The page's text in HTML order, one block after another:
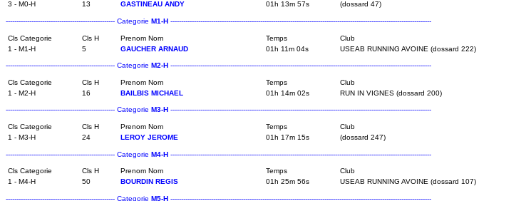
3 - M0-H
13 GASTINEAU ANDY 01h 13m 57s (dossard 47)
--------------------------------------------------- Categorie M1-H --------------------------------------------------------------------------------------------------------------------------
Cls Categorie Cls H Prenom Nom Temps
Club
1 - M1-H
5 GAUCHER ARNAUD 01h 11m 04s USEAB RUNNING AVOINE (dossard 222)
--------------------------------------------------- Categorie M2-H --------------------------------------------------------------------------------------------------------------------------
Cls Categorie Cls H Prenom Nom Temps
Club
1 - M2-H
16 BAILBIS MICHAEL 01h 14m 02s RUN IN VIGNES (dossard 200)
--------------------------------------------------- Categorie M3-H --------------------------------------------------------------------------------------------------------------------------
Cls Categorie Cls H Prenom Nom Temps
Club
1 - M3-H
24 LEROY JEROME 01h 17m 15s (dossard 247)
--------------------------------------------------- Categorie M4-H --------------------------------------------------------------------------------------------------------------------------
Cls Categorie Cls H Prenom Nom Temps
Club
1 - M4-H
50 BOURDIN REGIS 01h 25m 56s USEAB RUNNING AVOINE (dossard 107)
--------------------------------------------------- Categorie M5-H --------------------------------------------------------------------------------------------------------------------------